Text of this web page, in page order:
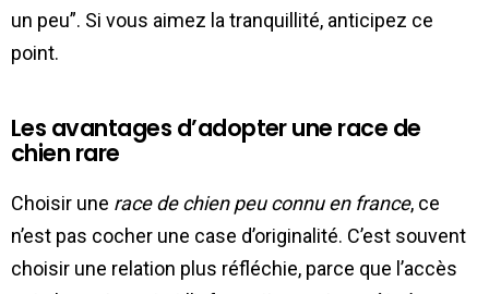
un peu”. Si vous aimez la tranquillité, anticipez ce
point.
Les avantages d’adopter une race de
chien rare
Choisir une race de chien peu connu en france, ce
n’est pas cocher une case d’originalité. C’est souvent
choisir une relation plus réfléchie, parce que l’accès